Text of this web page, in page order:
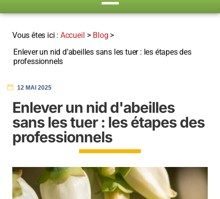
Accueil > Blog >
Enlever un nid d’abeilles sans les tuer : les étapes des
professionnels
12 MAI 2025
Enlever un nid d'abeilles
sans les tuer : les étapes des
professionnels